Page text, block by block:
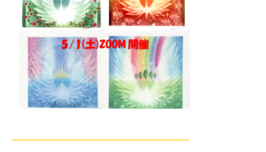
—————————————————————-